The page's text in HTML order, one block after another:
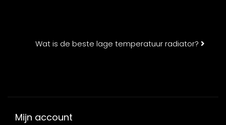
Wat is de beste lage temperatuur radiator?
Mijn account